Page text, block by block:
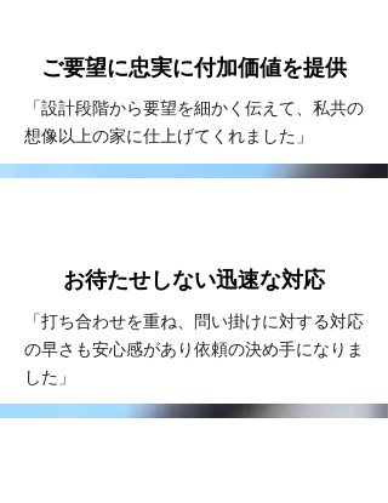
ご要望に忠実に付加価値を提供
「設計段階から要望を細かく伝えて、私共の
想像以上の家に仕上げてくれました」
お待たせしない​迅速な対応
「打ち合わせを重ね、問い掛けに対する対応
の早さも安心感があり依頼の決め手になりま
した」